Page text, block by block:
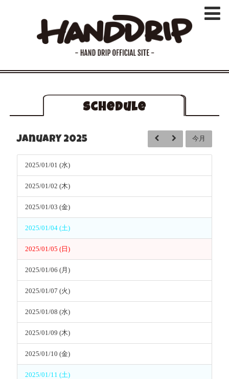
schedule
January 2025 今月
2025/01/01 (水)
2025/01/02 (木)
2025/01/03 (金)
2025/01/04 (土)
2025/01/05 (日)
2025/01/06 (月)
2025/01/07 (火)
2025/01/08 (水)
2025/01/09 (木)
2025/01/10 (金)
2025/01/11 (土)